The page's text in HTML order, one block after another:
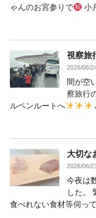
ゃんのお宮参りで
小
視察
2026/06/
間が空
察旅行
ルペンルートへ
大切な
2026/06/
今夜は
した。
食べれない食材等伺っ